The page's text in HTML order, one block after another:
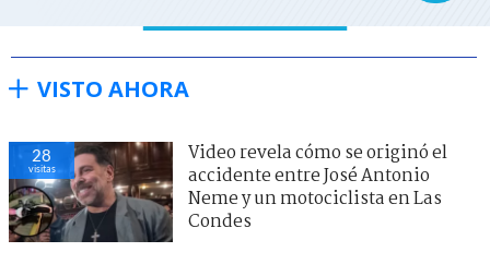
VISTO AHORA
28
visitas
Video revela cómo se originó el
accidente entre José Antonio
Neme y un motociclista en Las
Condes